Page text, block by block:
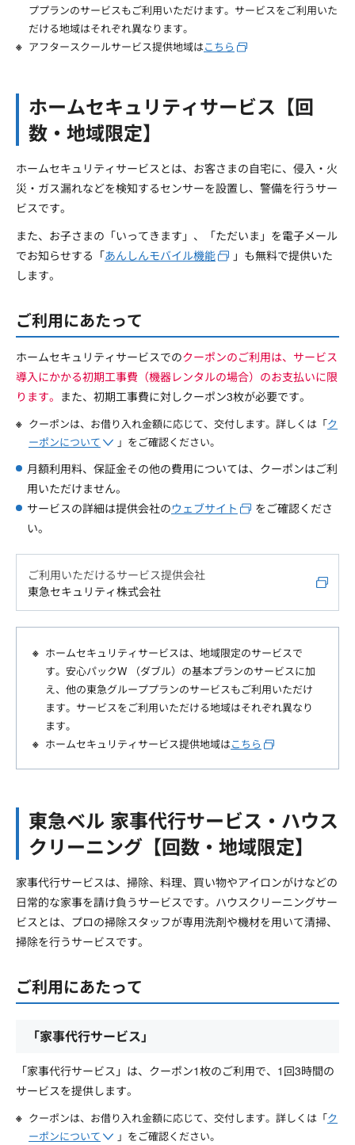
ププランのサービスもご利用いただけます。サービスをご利用いた
だける地域はそれぞれ異なります。
アフタースクールサービス提供地域はこちら
ホームセキュリティサービス【回
数・地域限定】
ホームセキュリティサービスとは、お客さまの自宅に、侵入・火
災・ガス漏れなどを検知するセンサーを設置し、警備を行うサー
ビスです。
また、お子さまの「いってきます」、「ただいま」を電子メール
でお知らせする「あんしんモバイル機能
」も無料で提供いた
します。
ご利用にあたって
ホームセキュリティサービスでのクーポンのご利用は、サービス
導入にかかる初期工事費（機器レンタルの場合）のお支払いに限
ります。 また、初期工事費に対しクーポン3枚が必要です。
クーポンは、お借り入れ金額に応じて、交付します。詳しくは「ク
ーポンについて
」をご確認ください。
月額利用料、保証金その他の費用については、クーポンはご利
用いただけません。
サービスの詳細は提供会社のウェブサイト
をご確認くださ
い。
ご利用いただけるサービス提供会社
東急セキュリティ株式会社
ホームセキュリティサービスは、地域限定のサービスで
す。安心パックW （ダブル）の基本プランのサービスに加
え、他の東急グループプランのサービスもご利用いただけ
ます。サービスをご利用いただける地域はそれぞれ異なり
ます。
ホームセキュリティサービス提供地域はこちら
東急ベル 家事代行サービス・ハウス
クリーニング【回数・地域限定】
家事代行サービスは、掃除、料理、買い物やアイロンがけなどの
日常的な家事を請け負うサービスです。ハウスクリーニングサー
ビスとは、プロの掃除スタッフが専用洗剤や機材を用いて清掃、
掃除を行うサービスです。
ご利用にあたって
「家事代行サービス」
「家事代行サービス」は、クーポン1枚のご利用で、1回3時間の
サービスを提供します。
クーポンは、お借り入れ金額に応じて、交付します。詳しくは「ク
ーポンについて
」をご確認ください。